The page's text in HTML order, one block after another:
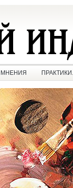
МНЕНИЯ